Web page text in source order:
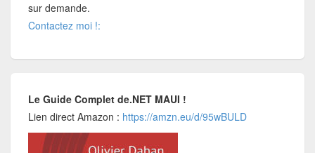
sur demande.
Contactez moi !:
Le Guide Complet de.NET MAUI !
Lien direct Amazon : https://amzn.eu/d/95wBULD